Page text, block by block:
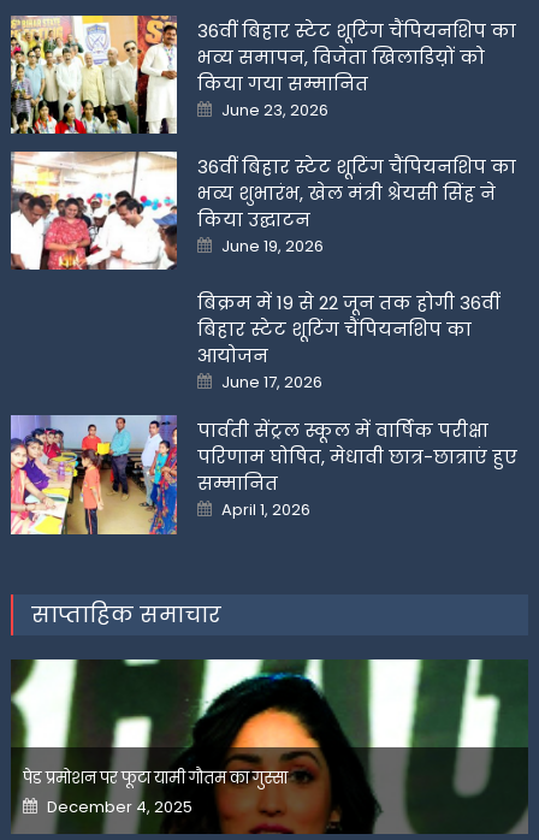
36वीं बिहार स्टेट शूटिंग चैंपियनशिप का
भव्य समापन, विजेता खिलाडिय़ों को
किया गया सम्मानित
Posted
on
June 23, 2026
36वीं बिहार स्टेट शूटिंग चैंपियनशिप का
भव्य शुभारंभ, खेल मंत्री श्रेयसी सिंह ने
किया उद्घाटन
Posted
on
June 19, 2026
बिक्रम में 19 से 22 जून तक होगी 36वीं
बिहार स्टेट शूटिंग चैंपियनशिप का
आयोजन
Posted
on
June 17, 2026
पार्वती सेंट्रल स्कूल में वार्षिक परीक्षा
परिणाम घोषित, मेधावी छात्र-छात्राएं हुए
सम्मानित
Posted
on
April 1, 2026
साप्ताहिक समाचार
पेड प्रमोशन पर फूटा यामी गौतम का गुस्सा
Posted
on
December 4, 2025